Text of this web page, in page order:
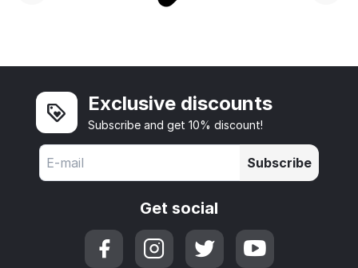
Exclusive discounts
Subscribe and get 10% discount!
Subscribe
Get social